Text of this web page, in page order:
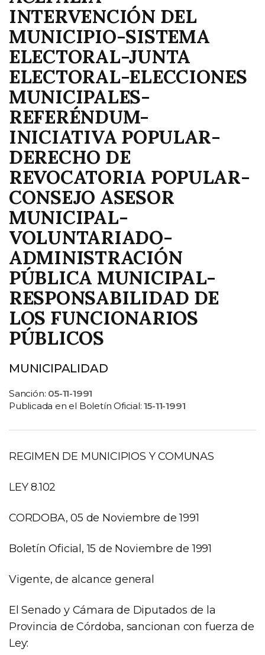
INTERVENCIÓN DEL
MUNICIPIO-SISTEMA
ELECTORAL-JUNTA
ELECTORAL-ELECCIONES
MUNICIPALES-
REFERÉNDUM-
INICIATIVA POPULAR-
DERECHO DE
REVOCATORIA POPULAR-
CONSEJO ASESOR
MUNICIPAL-
VOLUNTARIADO-
ADMINISTRACIÓN
PÚBLICA MUNICIPAL-
RESPONSABILIDAD DE
LOS FUNCIONARIOS
PÚBLICOS
MUNICIPALIDAD
Sanción: 05-11-1991
Publicada en el Boletín Oficial:15-11-1991
Norma
REGIMEN DE MUNICIPIOS Y COMUNAS
LEY 8.102
CORDOBA, 05 de Noviembre de 1991
Boletín Oficial, 15 de Noviembre de 1991
Vigente, de alcance general
El Senado y Cámara de Diputados de la
Provincia de Córdoba, sancionan con fuerza de
Ley: